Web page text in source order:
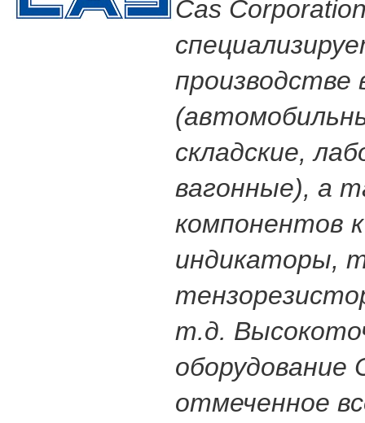
Cas
производстве
складские,
вагонные), а
компонентов
индикаторы,
т.д.
оборудование
отмеченное